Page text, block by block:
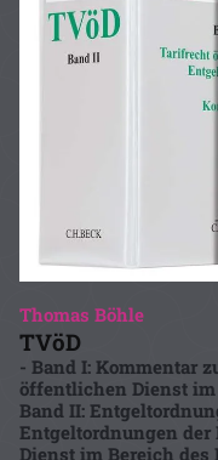
Thomas Böhle
TVöD
- Band I: Kommentar
öffentlichen Dienst im
Band II:
Entgeltordnungen
Dienst im Bereich des